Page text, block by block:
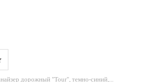
дорожный "Tour", темно-синий,...